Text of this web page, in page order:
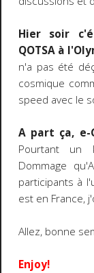
Hier soir
QOTSA à
n'a pas été
cosmique
speed avec le
A part ça, e-
Pourtant un
Dommage
participants à
est en France,
Allez, bonne
Enjoy!